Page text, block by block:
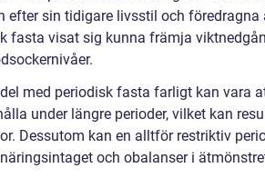
efter sin tidigare livsstil och föredragna
fasta visat sig kunna främja
med periodisk fasta farligt kan vara
under längre perioder, vilket kan
Dessutom kan en alltför restriktiv
och obalanser i